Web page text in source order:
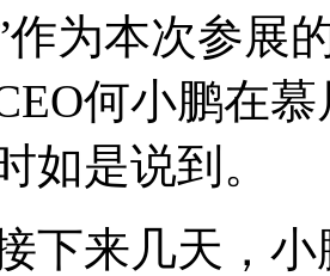
作为本次参展
何小鹏在
如是说到。
下来几天，